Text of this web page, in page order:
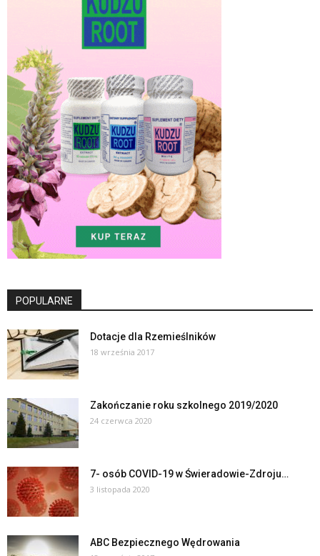
POPULARNE
Dotacje dla Rzemieślników
18 września 2017
Zakończanie roku szkolnego 2019/2020
24 czerwca 2020
7- osób COVID-19 w Świeradowie-Zdroju…
3 listopada 2020
ABC Bezpiecznego Wędrowania